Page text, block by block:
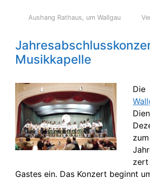
Aushang Rathaus, um Wallgau
Musikkapelle
Gastes ein. Das Konzert beginnt